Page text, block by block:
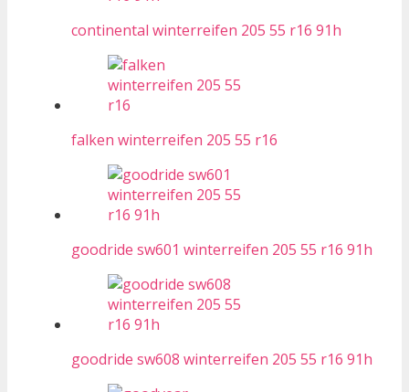
continental winterreifen 205 55 r16 91h
falken winterreifen 205 55 r16
goodride sw601 winterreifen 205 55 r16 91h
goodride sw608 winterreifen 205 55 r16 91h